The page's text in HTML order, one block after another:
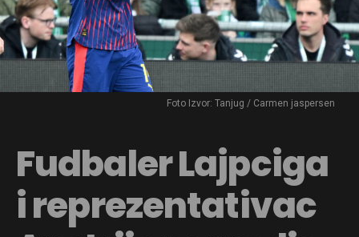
Foto Izvor: Tanjug / Carmen jaspersen
Fudbaler Lajpciga
i reprezentativac